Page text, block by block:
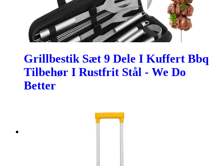
Grillbestik Sæt 9 Dele I Kuffert Bbq
Tilbehør I Rustfrit Stål - We Do
Better